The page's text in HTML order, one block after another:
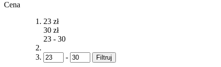
Cena
23 zł
30 zł
23 - 30
- Filtruj